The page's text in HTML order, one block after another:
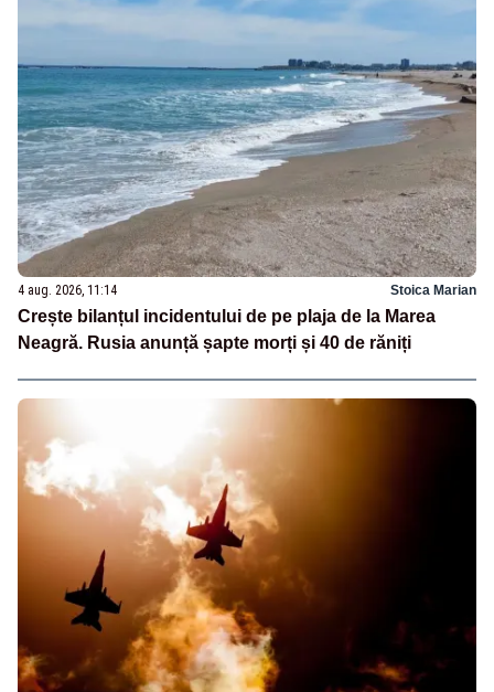
4 aug. 2026, 11:14 Stoica Marian
Crește bilanțul incidentului de pe plaja de la Marea
Neagră. Rusia anunță șapte morți și 40 de răniți